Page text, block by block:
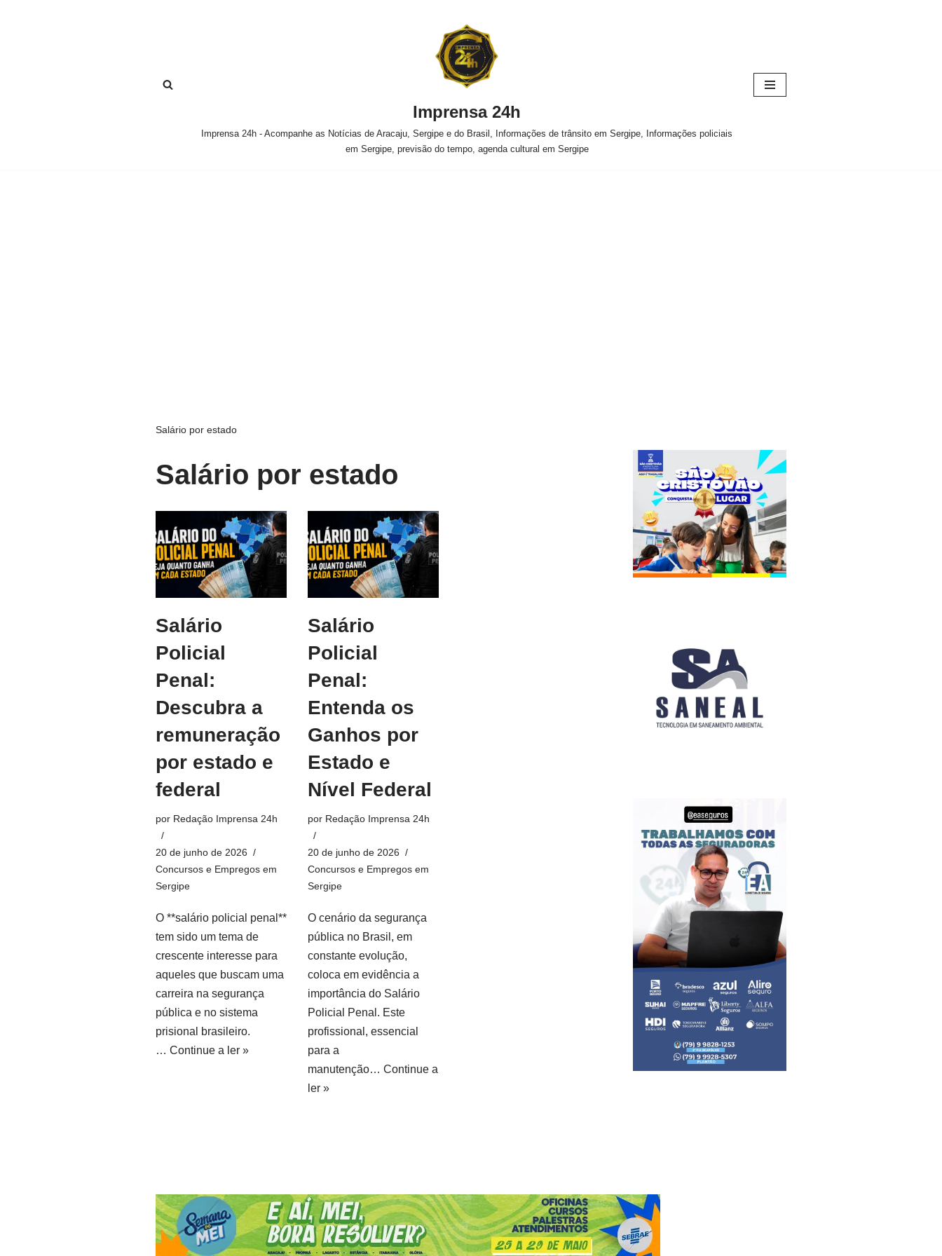
Imprensa 24h
Imprensa 24h - Acompanhe as Notícias de Aracaju, Sergipe e do Brasil, Informações de trânsito em Sergipe, Informações policiais
em Sergipe, previsão do tempo, agenda cultural em Sergipe
Salário por estado
Salário por estado
Salário
Policial
Penal:
Descubra a
remuneração
por estado e
federal
por Redação Imprensa 24h
20 de junho de 2026
Concursos e Empregos em
Sergipe
O **salário policial penal**
tem sido um tema de
crescente interesse para
aqueles que buscam uma
carreira na segurança
pública e no sistema
prisional brasileiro.
… Continue a ler »
Salário
Policial
Penal:
Entenda os
Ganhos por
Estado e
Nível Federal
por Redação Imprensa 24h
20 de junho de 2026
Concursos e Empregos em
Sergipe
O cenário da segurança
pública no Brasil, em
constante evolução,
coloca em evidência a
importância do Salário
Policial Penal. Este
profissional, essencial
para a
manutenção… Continue a
ler »